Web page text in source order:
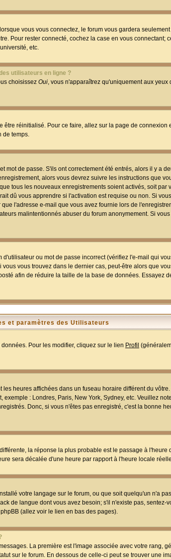
lorsque vous vous connectez, le forum vous gardera
Pour rester connecté, cochez la case en vous connectant;
etc.
utilisateurs en ligne ?
choisissez Oui, vous n'apparaîtrez qu'uniquement aux
être réinitialisé. Pour ce faire, allez sur la page de connexion
de temps.
de passe. S'ils ont correctement été entrés, alors il y a
alors vous devrez suivre les instructions que
tous les nouveaux enregistrements soient activés, soit par
dû vous apprendre si l'activation est requise ou non. Si
l'adresse e-mail que vous avez fournie lors de
malintentionnés abuser du forum anonymement. Si
ou mot de passe incorrect (vérifiez l'e-mail qui
vous trouvez dans le dernier cas, peut-être alors que
afin de réduire la taille de la base de données. Essayez
et paramètres des Utilisateurs
Pour les modifier, cliquez sur le lien Profil
heures affichées dans un fuseau horaire différent du
: Londres, Paris, New York, Sydney, etc. Veuillez
Donc, si vous n'êtes pas enregistré, c'est la bonne
la réponse la plus probable est le passage à l'heure
sera décalée d'une heure par rapport à l'heure locale
votre langage sur le forum, ou que soit quelqu'un n'a
de langue dont vous avez besoin; s'il n'existe pas, sentez-
(allez voir le lien en bas des pages).
La première est l'image associée avec votre rang,
sur le forum. En dessous de celle-ci peut se trouver une